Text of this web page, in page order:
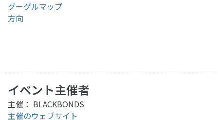
グーグルマップ
方向
イベント主催者
主催： BLACKBONDS
主催のウェブサイト